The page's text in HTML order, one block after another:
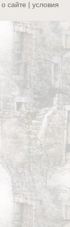
о сайте | yсловия